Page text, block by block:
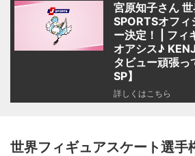
宮原知子さん
SPORTSオフ
ー決定！ | フィ
オアシス♪
タビュー頑張っ
SP】
詳しくはこちら
世界フィギュアスケート選手